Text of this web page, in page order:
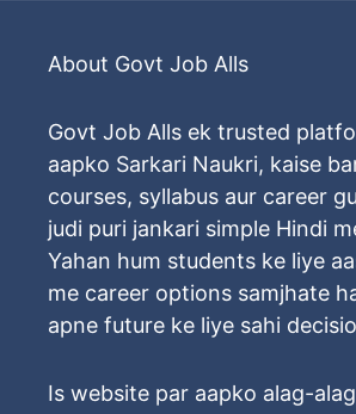
About Govt Job Alls
Govt Job Alls ek trusted
aapko Sarkari Naukri, kaise
courses, syllabus aur career
judi puri jankari simple Hindi
Yahan hum students ke liye
me career options samjhate
apne future ke liye sahi
Is website par aapko alag-